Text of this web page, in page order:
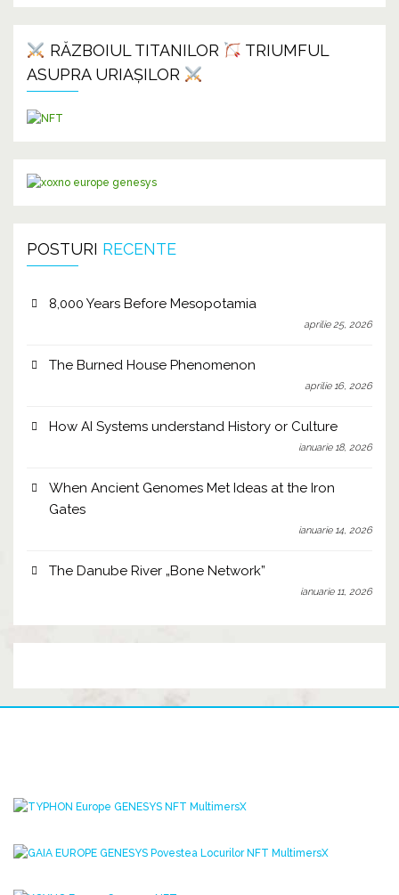
RĂZBOIUL TITANILOR
TRIUMFUL
ASUPRA URIAȘILOR
POSTURI RECENTE
8,000 Years Before Mesopotamia
aprilie 25, 2026
The Burned House Phenomenon
aprilie 16, 2026
How AI Systems understand History or Culture
ianuarie 18, 2026
When Ancient Genomes Met Ideas at the Iron
Gates
ianuarie 14, 2026
The Danube River „Bone Network”
ianuarie 11, 2026